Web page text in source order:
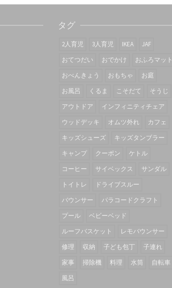
タグ
2人育児 3人育児 IKEA
JAF
おてつだい
おでかけ
おふろマット
おべんきょう
おもちゃ
お庭
お風呂
くるま こそだて
そうじ
アウトドア
インフィニティチェア
ウッドデッキ
オムツ外れ
カフェ
キッズシューズ
キッズタンブラー
キャンプ
クーポン
ケトル
コーヒー
サイベックス
サンダル
トイトレ
ドライブスルー
バウンサー
パラコードクラフト
プール
ベビーベッド
ルーフバスケット
レモバウンサー
修理
収納 子ども包丁
子連れ
家事
掃除機 料理 水筒
自転車
風呂